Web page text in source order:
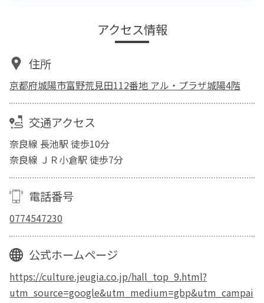
アクセス情報
住所
京都府城陽市富野荒見田112番地 アル・プラザ城陽4階
交通アクセス
奈良線 長池駅 徒歩10分
奈良線 ＪＲ小倉駅 徒歩7分
電話番号
0774547230
公式ホームページ
https://culture.jeugia.co.jp/hall_top_9.html?
utm_source=google&utm_medium=gbp&utm_campai